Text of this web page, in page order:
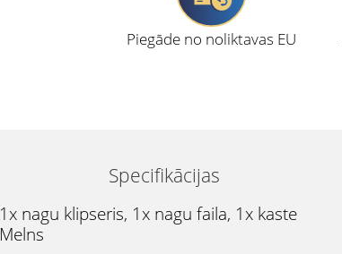
Piegāde no noliktavas EU
Specifikācijas
1x nagu klipseris, 1x nagu faila, 1x kaste
Melns